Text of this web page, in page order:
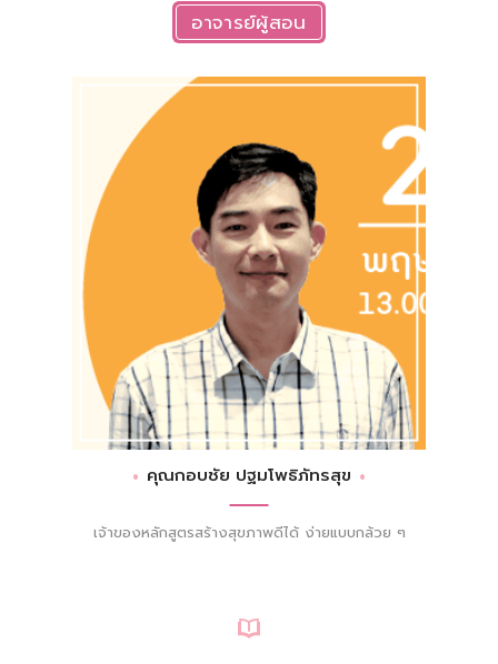
อาจารย์ผู้สอน
คุณกอบชัย ปฐมโพธิภัทรสุข
เจ้าของหลักสูตรสร้างสุขภาพดีได้ ง่ายแบบกล้วย ๆ